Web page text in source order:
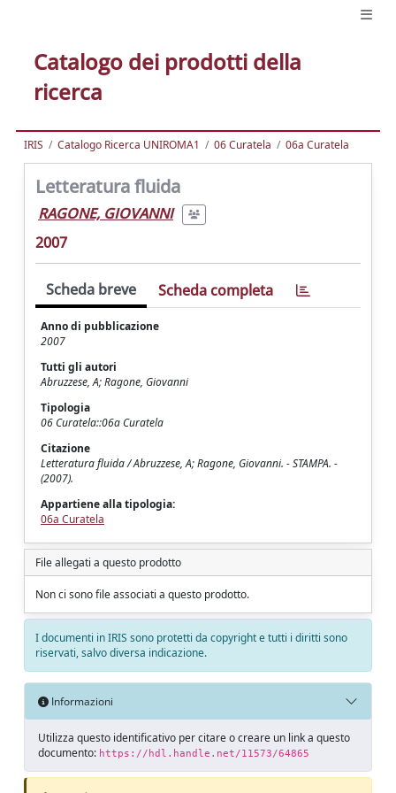
Catalogo dei prodotti della
ricerca
IRIS Catalogo Ricerca UNIROMA1 06 Curatela 06a Curatela
Letteratura fluida
RAGONE, GIOVANNI
2007
Scheda breve Scheda completa
Anno di pubblicazione
2007
Tutti gli autori
Abruzzese, A; Ragone, Giovanni
Tipologia
06 Curatela::06a Curatela
Citazione
Letteratura fluida / Abruzzese, A; Ragone, Giovanni. - STAMPA. -
(2007).
Appartiene alla tipologia:
06a Curatela
File allegati a questo prodotto
Non ci sono file associati a questo prodotto.
I documenti in IRIS sono protetti da copyright e tutti i diritti sono
riservati, salvo diversa indicazione.
Informazioni
Utilizza questo identificativo per citare o creare un link a questo
documento: https://hdl.handle.net/11573/64865